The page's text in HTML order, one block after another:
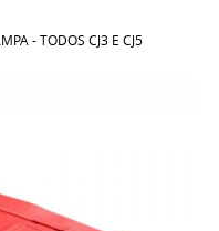
- TODOS CJ3 E CJ5